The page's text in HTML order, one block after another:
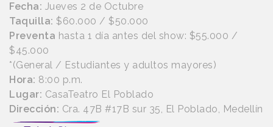
Fecha: Jueves 2 de Octubre
Taquilla: $60.000 / $50.000
Preventa hasta 1 día antes del show: $55.000 /
$45.000
*(General / Estudiantes y adultos mayores)
Hora: 8:00 p.m.
Lugar: CasaTeatro El Poblado
Dirección: Cra. 47B #17B sur 35, El Poblado, Medellín